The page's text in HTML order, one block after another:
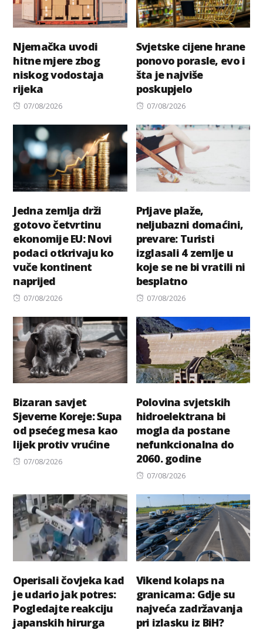
Njemačka uvodi
hitne mjere zbog
niskog vodostaja
rijeka
Posted
07/08/2026
Svjetske cijene hrane
ponovo porasle, evo i
šta je najviše
poskupjelo
Posted
07/08/2026
Jedna zemlja drži
gotovo četvrtinu
ekonomije EU: Novi
podaci otkrivaju ko
vuče kontinent
naprijed
Posted
07/08/2026
Prljave plaže,
neljubazni domaćini,
prevare: Turisti
izglasali 4 zemlje u
koje se ne bi vratili ni
besplatno
Posted
07/08/2026
Bizaran savjet
Sjeverne Koreje: Supa
od psećeg mesa kao
lijek protiv vrućine
Posted
07/08/2026
Polovina svjetskih
hidroelektrana bi
mogla da postane
nefunkcionalna do
2060. godine
Posted
07/08/2026
Operisali čovjeka kad
je udario jak potres:
Pogledajte reakciju
japanskih hirurga
Vikend kolaps na
granicama: Gdje su
najveća zadržavanja
pri izlasku iz BiH?